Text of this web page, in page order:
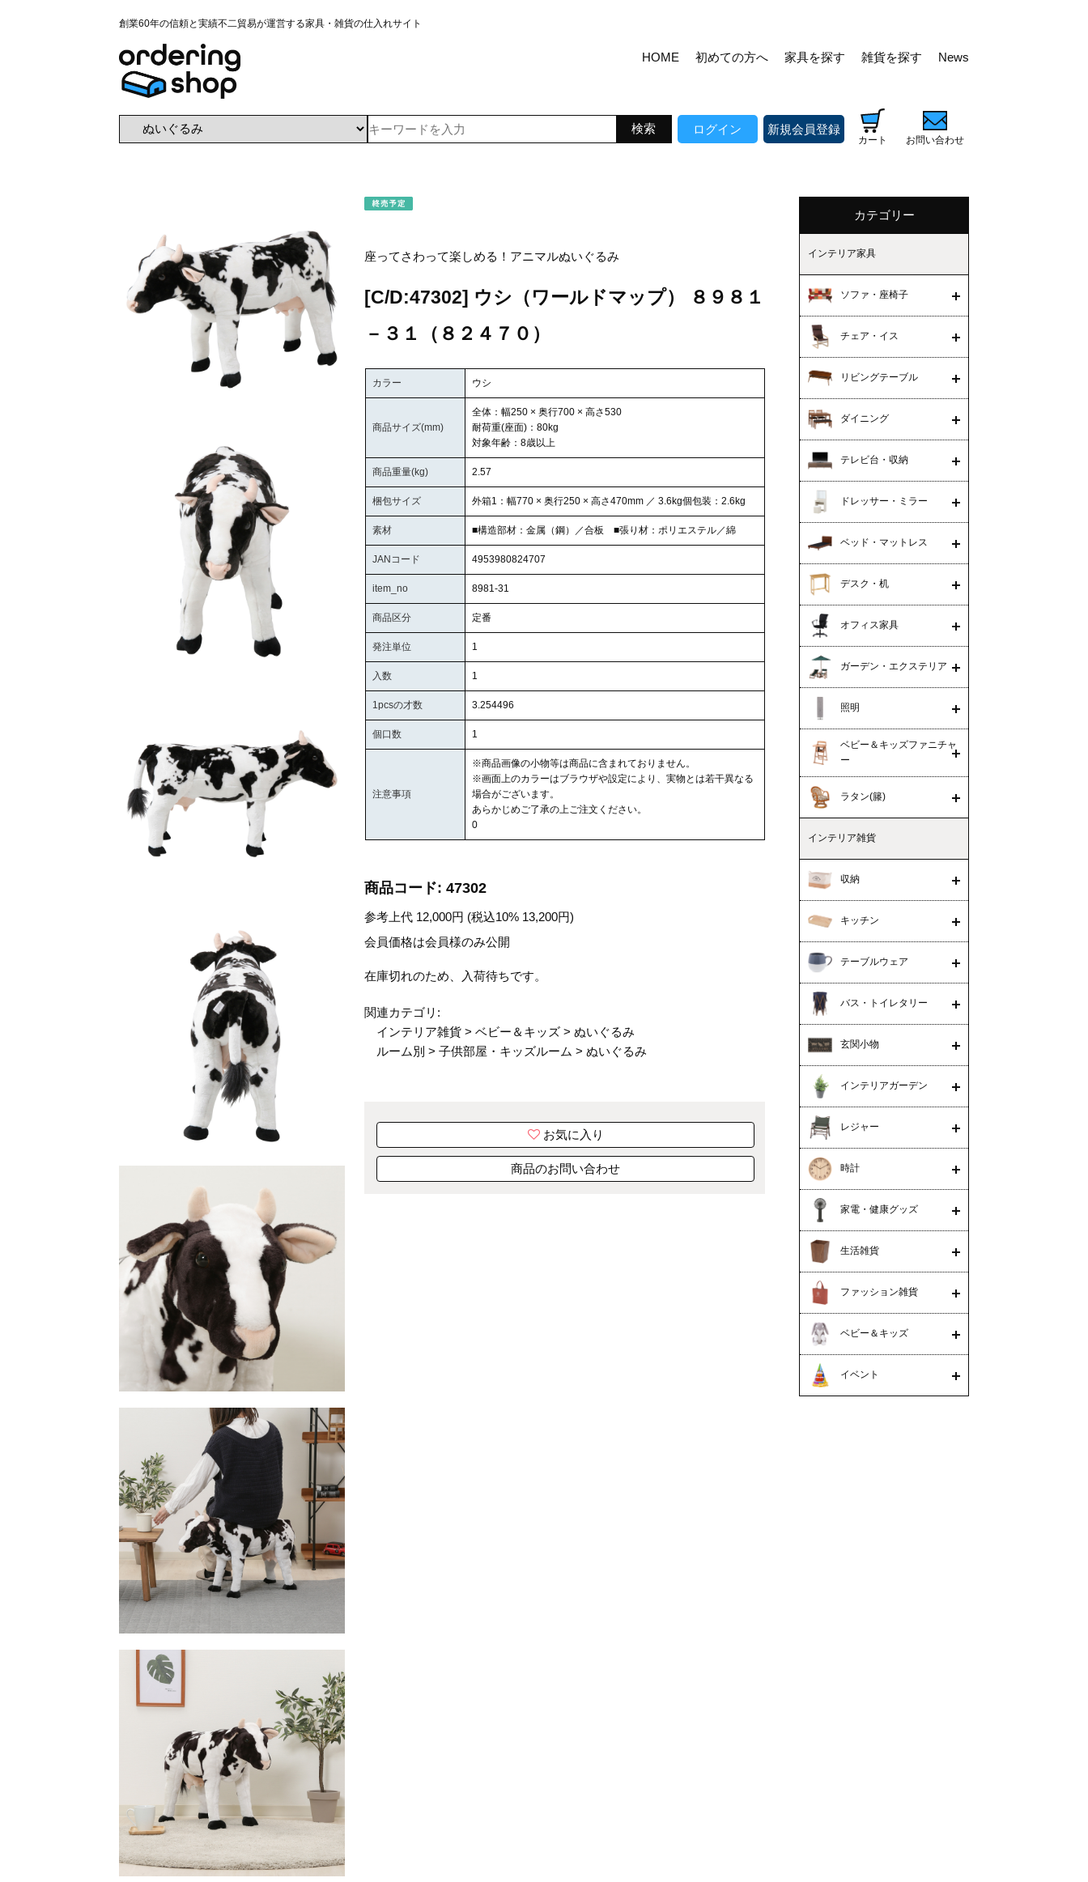
創業60年の信頼と実績不二貿易が運営する家具・雑貨の仕入れサイト
HOME 初めての方へ 家具を探す 雑貨を探す News
ログイン 新規会員登録
カート お問い合わせ
座ってさわって楽しめる！アニマルぬいぐるみ
[C/D:47302] ウシ（ワールドマップ） ８９８１
－３１（８２４７０）
カラー ウシ
商品サイズ(mm)
全体：幅250 × 奥行700 × 高さ530
耐荷重(座面)：80kg
対象年齢：8歳以上
商品重量(kg) 2.57
梱包サイズ 外箱1：幅770 × 奥行250 × 高さ470mm ／ 3.6kg個包装：2.6kg
素材 ■構造部材：金属（鋼）／合板 ■張り材：ポリエステル／綿
JANコード 4953980824707
item_no 8981-31
商品区分 定番
発注単位 1
入数 1
1pcsの才数 3.254496
個口数 1
注意事項
※商品画像の小物等は商品に含まれておりません。
※画面上のカラーはブラウザや設定により、実物とは若干異なる
場合がございます。
あらかじめご了承の上ご注文ください。
0
商品コード: 47302
参考上代 12,000円 (税込10% 13,200円)
会員価格は会員様のみ公開
在庫切れのため、入荷待ちです。
関連カテゴリ:
インテリア雑貨 >ベビー＆キッズ >ぬいぐるみ
ルーム別 >子供部屋・キッズルーム >ぬいぐるみ
お気に入り
商品のお問い合わせ
カテゴリー
インテリア家具
ソファ・座椅子
チェア・イス
リビングテーブル
ダイニング
テレビ台・収納
ドレッサー・ミラー
ベッド・マットレス
デスク・机
オフィス家具
ガーデン・エクステリア
照明
ベビー＆キッズファニチャ
ー
ラタン(籐)
インテリア雑貨
収納
キッチン
テーブルウェア
バス・トイレタリー
玄関小物
インテリアガーデン
レジャー
時計
家電・健康グッズ
生活雑貨
ファッション雑貨
ベビー＆キッズ
イベント